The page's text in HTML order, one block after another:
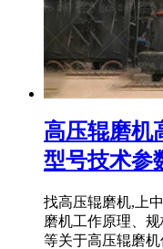
高压辊磨机
型号技术参
找高压辊磨机,上
磨机工作原理、
等关于高压辊磨